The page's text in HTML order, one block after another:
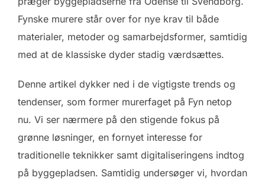
Fynske murere står over for nye krav til både
materialer, metoder og samarbejdsformer, samtidig
med at de klassiske dyder stadig værdsættes.
Denne artikel dykker ned i de vigtigste trends og
tendenser, som former murerfaget på Fyn netop
nu. Vi ser nærmere på den stigende fokus på
grønne løsninger, en fornyet interesse for
traditionelle teknikker samt digitaliseringens indtog
på byggepladsen. Samtidig undersøger vi, hvordan